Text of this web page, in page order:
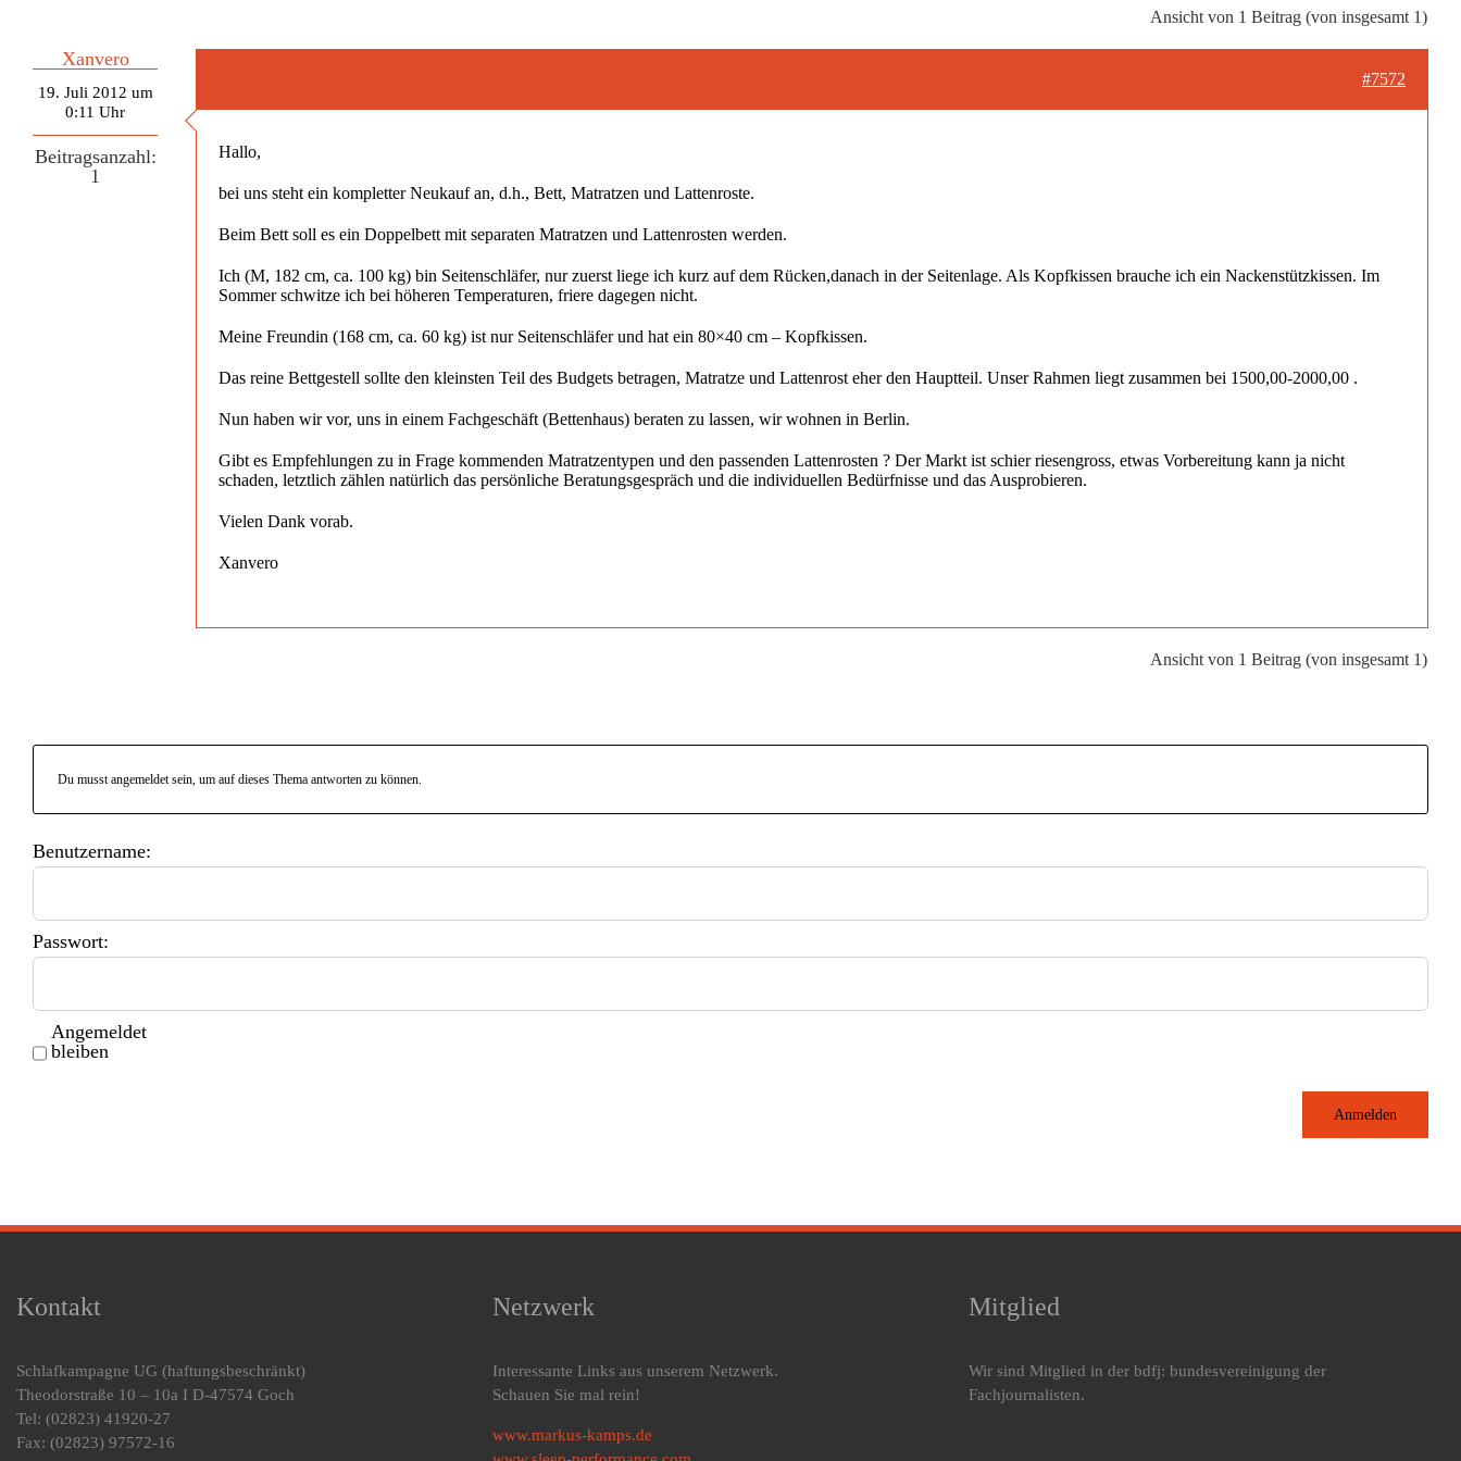
Ansicht von 1 Beitrag (von insgesamt 1)
Xanvero
19. Juli 2012 um
0:11 Uhr
Beitragsanzahl:
1
#7572
Hallo,
bei uns steht ein kompletter Neukauf an, d.h., Bett, Matratzen und Lattenroste.
Beim Bett soll es ein Doppelbett mit separaten Matratzen und Lattenrosten werden.
Ich (M, 182 cm, ca. 100 kg) bin Seitenschläfer, nur zuerst liege ich kurz auf dem Rücken,danach in der Seitenlage. Als Kopfkissen brauche ich ein Nackenstützkissen. Im
Sommer schwitze ich bei höheren Temperaturen, friere dagegen nicht.
Meine Freundin (168 cm, ca. 60 kg) ist nur Seitenschläfer und hat ein 80×40 cm – Kopfkissen.
Das reine Bettgestell sollte den kleinsten Teil des Budgets betragen, Matratze und Lattenrost eher den Hauptteil. Unser Rahmen liegt zusammen bei 1500,00-2000,00 .
Nun haben wir vor, uns in einem Fachgeschäft (Bettenhaus) beraten zu lassen, wir wohnen in Berlin.
Gibt es Empfehlungen zu in Frage kommenden Matratzentypen und den passenden Lattenrosten ? Der Markt ist schier riesengross, etwas Vorbereitung kann ja nicht
schaden, letztlich zählen natürlich das persönliche Beratungsgespräch und die individuellen Bedürfnisse und das Ausprobieren.
Vielen Dank vorab.
Xanvero
Ansicht von 1 Beitrag (von insgesamt 1)
Du musst angemeldet sein, um auf dieses Thema antworten zu können.
Benutzername:
Passwort:
Angemeldet
bleiben
Anmelden
Kontakt
Schlafkampagne UG (haftungsbeschränkt)
Theodorstraße 10 – 10a I D-47574 Goch
Tel: (02823) 41920-27
Fax: (02823) 97572-16
Netzwerk
Interessante Links aus unserem Netzwerk.
Schauen Sie mal rein!
www.markus-kamps.de
Mitglied
Wir sind Mitglied in der bdfj: bundesvereinigung der
Fachjournalisten.